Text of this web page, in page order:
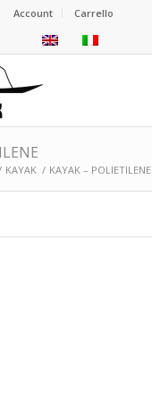
Account Carrello
KAYAK / KAYAK – POLIETILENE